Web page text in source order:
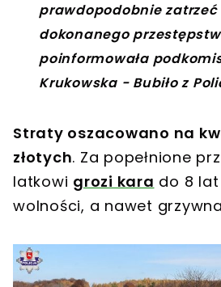
prawdopodobnie
dokonanego
poinformowała
Krukowska - Bubiło z
Straty oszacowano na
złotych. Za popełnione
latkowi grozi kara do 8
wolności, a nawet